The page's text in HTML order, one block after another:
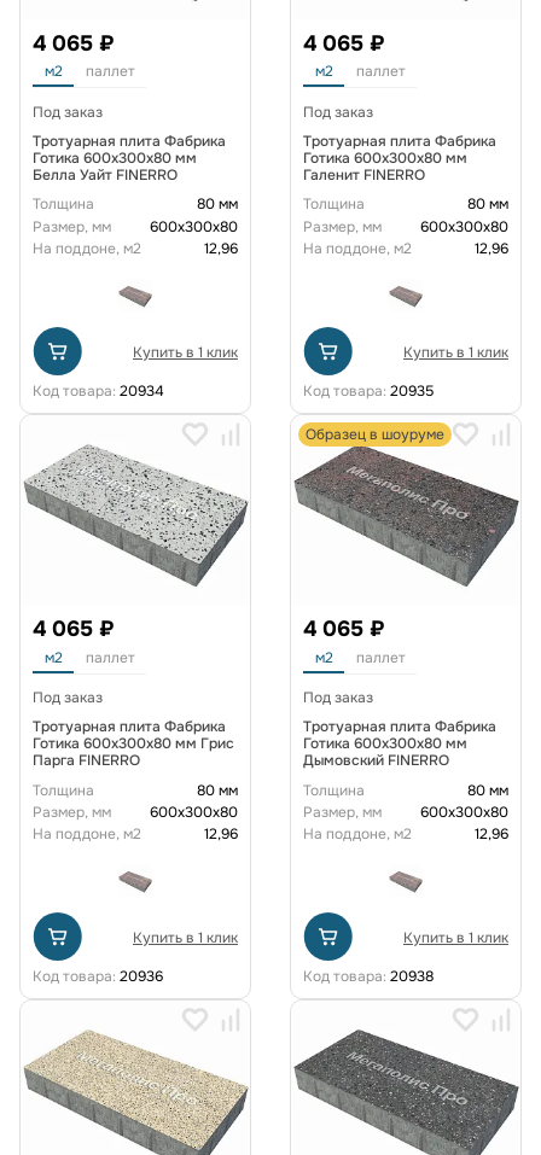
4 065 ₽
м2 паллет
Под заказ
Тротуарная плита Фабрика
Готика 600x300x80 мм
Белла Уайт FINERRO
Толщина
80 мм
Размер, мм
600х300х80
На поддоне, м2
12,96
Купить в 1 клик
Код товара: 20934
4 065 ₽
м2 паллет
Под заказ
Тротуарная плита Фабрика
Готика 600x300x80 мм
Галенит FINERRO
Толщина
80 мм
Размер, мм
600х300х80
На поддоне, м2
12,96
Купить в 1 клик
Код товара: 20935
4 065 ₽
м2 паллет
Под заказ
Тротуарная плита Фабрика
Готика 600x300x80 мм Грис
Парга FINERRO
Толщина
80 мм
Размер, мм
600х300х80
На поддоне, м2
12,96
Купить в 1 клик
Код товара: 20936
Образец в шоуруме
4 065 ₽
м2 паллет
Под заказ
Тротуарная плита Фабрика
Готика 600x300x80 мм
Дымовский FINERRO
Толщина
80 мм
Размер, мм
600х300х80
На поддоне, м2
12,96
Купить в 1 клик
Код товара: 20938